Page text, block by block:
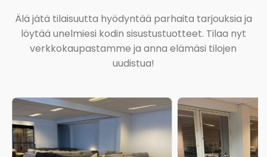
Älä jätä tilaisuutta hyödyntää parhaita tarjouksia ja
löytää unelmiesi kodin sisustustuotteet. Tilaa nyt
verkkokaupastamme ja anna elämäsi tilojen
uudistua!